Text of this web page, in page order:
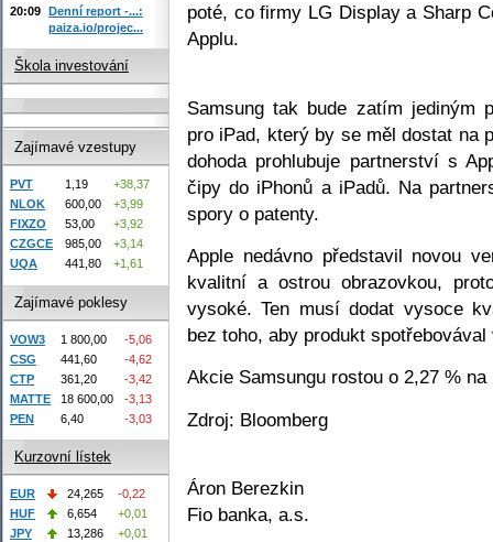
poté, co firmy LG Display a Sharp
Applu.
Samsung tak bude zatím jediným
pro iPad, který by se měl dostat na
dohoda prohlubuje partnerství s
čipy do iPhonů a iPadů. Na
spory o patenty.
Apple nedávno představil novou
kvalitní a ostrou obrazovkou,
vysoké. Ten musí dodat vysoce
bez toho, aby produkt
Akcie Samsungu rostou o 2,27 % na
Zdroj: Bloomberg
Áron Berezkin
Fio banka, a.s.
20:09 Denní report -...:
paiza.io/projec...
Škola investování
Zajímavé vzestupy
PVT 1,19
+38,37
NLOK
600,00
+3,99
FIXZO
53,00
+3,92
CZGCE
985,00
+3,14
UQA
441,80 +1,61
Zajímavé poklesy
VOW3 1 800,00
-5,06
CSG
441,60
-4,62
CTP
361,20
-3,42
MATTE
18 600,00
-3,13
PEN
6,40 -3,03
Kurzovní lístek
EUR 24,265
-0,22
HUF
6,654
+0,01
JPY
13,286
+0,01